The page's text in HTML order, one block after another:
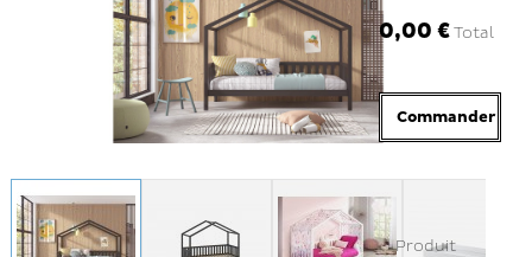
0,00 €Total
Commander
Produit